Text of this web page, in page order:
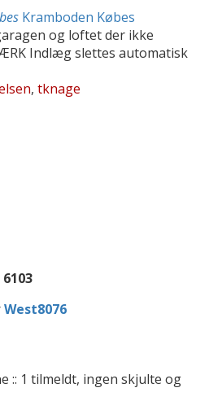
Kramboden Købes
og loftet der ikke
Indlæg slettes automatisk
, tknage
6103
West8076
:: 1 tilmeldt, ingen skjulte og